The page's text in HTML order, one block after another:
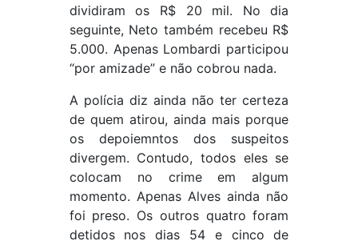
dividiram os R$ 20 mil. No dia
seguinte, Neto também recebeu R$
5.000. Apenas Lombardi participou
“por amizade” e não cobrou nada.
A polícia diz ainda não ter certeza
de quem atirou, ainda mais porque
os depoiemntos dos suspeitos
divergem. Contudo, todos eles se
colocam no crime em algum
momento. Apenas Alves ainda não
foi preso. Os outros quatro foram
detidos nos dias 54 e cinco de